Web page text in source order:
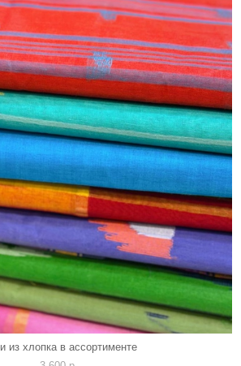
из хлопка в ассортименте